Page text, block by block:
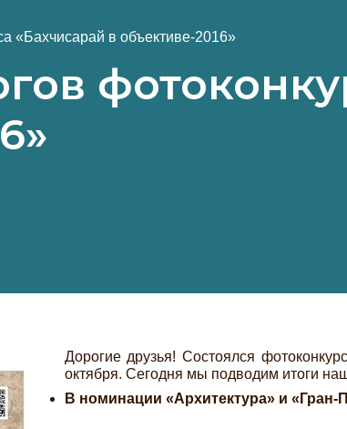
«Бахчисарай в объективе-2016»
Дорогие друзья! Состоялся
октября. Сегодня мы подводим итоги
В номинации «Архитектура» и